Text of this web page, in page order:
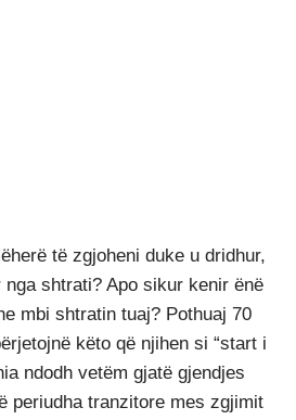
të zgjoheni duke u dridhur,
nga shtrati? Apo sikur kenir ënë
mbi shtratin tuaj? Pothuaj 70
këto që njihen si “start i
ndodh vetëm gjatë gjendjes
periudha tranzitore mes zgjimit